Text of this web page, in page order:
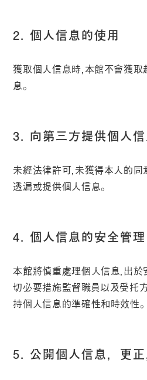
2. 個人信息的使用
獲取個人信息時，本館不會獲
息。
3. 向第三方提供個人
未經法律許可，未獲得本人的同
透漏或提供個人信息。
4. 個人信息的安全管理
本館將慎重處理個人信息，出於
切必要措施監督職員以及受托
持個人信息的準確性和時效性。
5. 公開個人信息，更